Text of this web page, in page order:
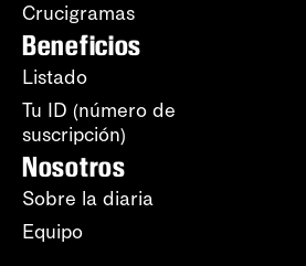
Crucigramas
Beneficios
Listado
Tu ID (número de
suscripción)
Nosotros
Sobre la diaria
Equipo